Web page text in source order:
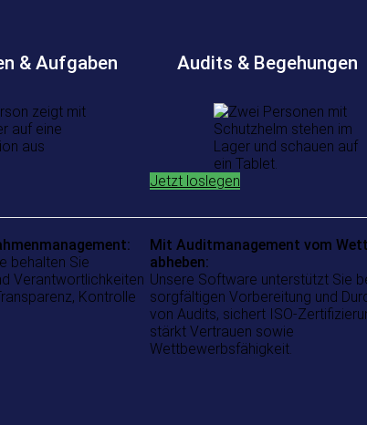
& Aufgaben
behalten Sie
Verantwortlichkeiten
Kontrolle
Audits & Begehungen
Jetzt loslegen
Mit Auditmanagement vom
abheben:
Unsere Software unterstützt Sie
sorgfältigen Vorbereitung und
von Audits, sichert ISO-
stärkt Vertrauen sowie
Wettbewerbsfähigkeit.